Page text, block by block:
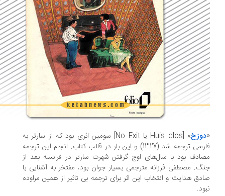
» [Huis clos یا No Exit] سومین اثری بود که از سارتر به
فارسی ترجمه شد (1327) و این بار در قالب کتاب. انجام این ترجمه
بود با سال‌های اوج گرفتن شهرت سارتر در فرانسه بعد از
مصطفی فرزانه مترجمی بسیار جوان بود، مفتخر به آشنایی با
هدایت و انتخاب این اثر برای ترجمه بی تاثیر از همین مراوده